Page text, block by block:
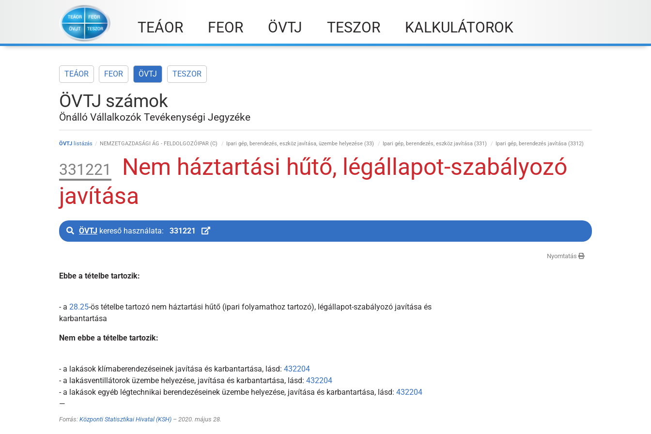
TEÁOR FEOR ÖVTJ TESZOR KALKULÁTOROK
TEÁOR FEOR ÖVTJ TESZOR
ÖVTJ számok
Önálló Vállalkozók Tevékenységi Jegyzéke
ÖVTJ listázás NEMZETGAZDASÁGI ÁG - FELDOLGOZÓIPAR (C) Ipari gép, berendezés, eszköz javítása, üzembe helyezése (33) Ipari gép, berendezés, eszköz javítása (331) Ipari gép, berendezés javítása (3312)
331221
Nem háztartási hűtő, légállapot-szabályozó
javítása
ÖVTJ kereső használata: 331221
Nyomtatás
Ebbe a tételbe tartozik:
- a 28.25-ös tételbe tartozó nem háztartási hűtő (ipari folyamathoz tartozó), légállapot-szabályozó javítása és
karbantartása
Nem ebbe a tételbe tartozik:
- a lakások klímaberendezéseinek javítása és karbantartása, lásd: 432204
- a lakásventillátorok üzembe helyezése, javítása és karbantartása, lásd: 432204
- a lakások egyéb légtechnikai berendezéseinek üzembe helyezése, javítása és karbantartása, lásd: 432204
—
Forrás: Központi Statisztikai Hivatal (KSH) – 2020. május 28.